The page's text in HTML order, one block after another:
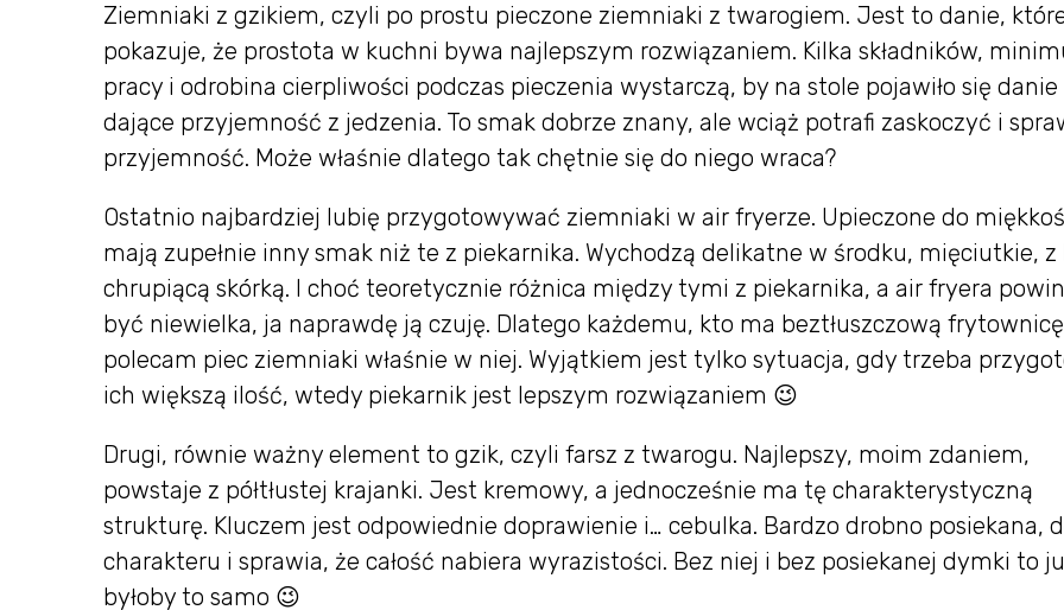
Ziemniaki z gzikiem, czyli po prostu pieczone ziemniaki z twarogiem. Jest to danie,
pokazuje, że prostota w kuchni bywa najlepszym rozwiązaniem. Kilka składników,
pracy i odrobina cierpliwości podczas pieczenia wystarczą, by na stole pojawiło się danie
dające przyjemność z jedzenia. To smak dobrze znany, ale wciąż potrafi zaskoczyć i
przyjemność. Może właśnie dlatego tak chętnie się do niego wraca?
Ostatnio najbardziej lubię przygotowywać ziemniaki w air fryerze. Upieczone do
mają zupełnie inny smak niż te z piekarnika. Wychodzą delikatne w środku, mięciutkie, z
chrupiącą skórką. I choć teoretycznie różnica między tymi z piekarnika, a air fryera
być niewielka, ja naprawdę ją czuję. Dlatego każdemu, kto ma beztłuszczową
polecam piec ziemniaki właśnie w niej. Wyjątkiem jest tylko sytuacja, gdy trzeba
ich większą ilość, wtedy piekarnik jest lepszym rozwiązaniem 😉
Drugi, równie ważny element to gzik, czyli farsz z twarogu. Najlepszy, moim zdaniem,
powstaje z półtłustej krajanki. Jest kremowy, a jednocześnie ma tę charakterystyczną
strukturę. Kluczem jest odpowiednie doprawienie i… cebulka. Bardzo drobno posiekana,
charakteru i sprawia, że całość nabiera wyrazistości. Bez niej i bez posiekanej dymki to
byłoby to samo 😉